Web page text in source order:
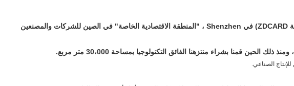
يقع ZDCARD tech Co. Ltd (مجموعة ZDCARD) في Shenzhen ، "المنطقة الاقتصادية الخاصة" في الصين للشركات والمصنعين